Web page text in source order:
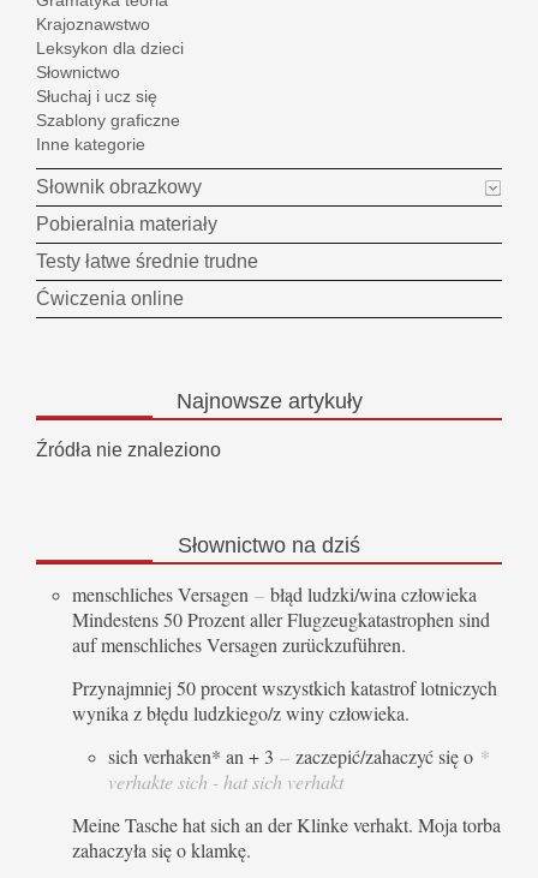
Krajoznawstwo
Leksykon dla dzieci
Słownictwo
Słuchaj i ucz się
Szablony graficzne
Inne kategorie
Słownik obrazkowy
Pobieralnia materiały
Testy łatwe średnie trudne
Ćwiczenia online
Najnowszeartykuły
Źródła nie znaleziono
Słownictwo na dziś
menschliches Versagen – błąd ludzki/wina człowieka
Mindestens 50 Prozent aller Flugzeugkatastrophen sind
auf menschliches Versagen zurückzuführen.
Przynajmniej 50 procent wszystkich katastrof lotniczych
wynika z błędu ludzkiego/z winy człowieka.
sich verhaken* an + 3 – zaczepić/zahaczyć się o *
verhakte sich - hat sich verhakt
Meine Tasche hat sich an der Klinke verhakt. Moja torba
zahaczyła się o klamkę.